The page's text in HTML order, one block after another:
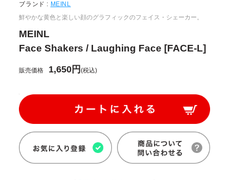
ブランド : MEINL
鮮やかな黄色と楽しい顔のグラフィックのフェイス・シェーカー。
MEINL
Face Shakers / Laughing Face [FACE-L]
販売価格 1,650円(税込)